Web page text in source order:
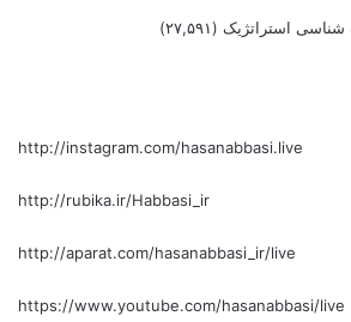
شناسی استراتژیک (۲۷,۵۹۱)
http://instagram.com/hasanabbasi.live
http://rubika.ir/Habbasi_ir
http://aparat.com/hasanabbasi_ir/live
https://www.youtube.com/hasanabbasi/live